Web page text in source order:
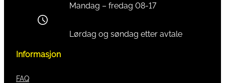
Mandag – fredag 08-17
Lørdag og søndag etter avtale
Informasjon
FAQ